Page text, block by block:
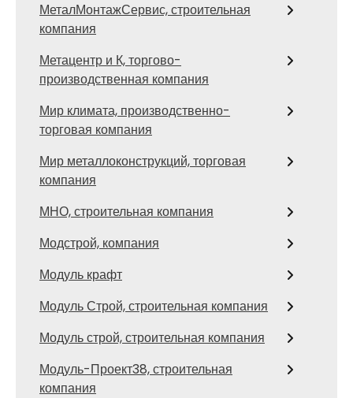
МеталМонтажСервис, строительная
компания
Метацентр и К, торгово-
производственная компания
Мир климата, производственно-
торговая компания
Мир металлоконструкций, торговая
компания
МНО, строительная компания
Модстрой, компания
Модуль крафт
Модуль Строй, строительная компания
Модуль строй, строительная компания
Модуль-Проект38, строительная
компания